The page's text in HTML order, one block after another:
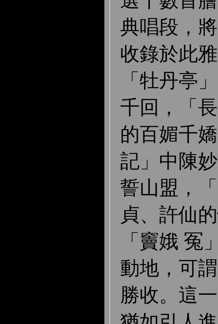
典唱段，
收錄於此
「牡丹亭
千回，「
的百媚千
記」中陳
誓山盟，
貞、許仙
「竇娥 冤
動地，可
勝收。這